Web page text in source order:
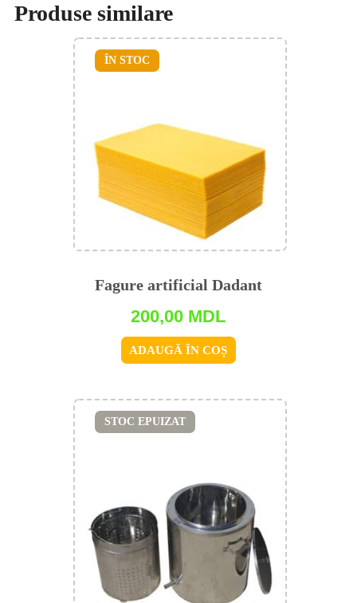
Produse similare
Fagure artificial Dadant
200,00 MDL
ADAUGĂ ÎN COȘ
ÎN STOC
STOC EPUIZAT